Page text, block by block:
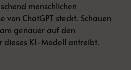
menschlichen
von ChatGPT steckt. Schauen
genauer auf den
dieses KI-Modell antreibt.